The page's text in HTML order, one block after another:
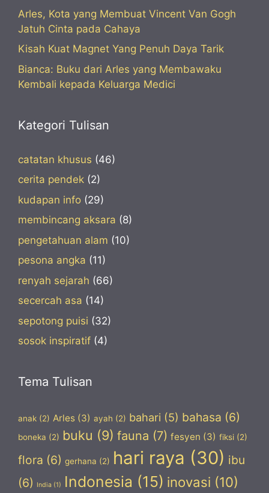
Arles, Kota yang Membuat Vincent Van Gogh
Jatuh Cinta pada Cahaya
Kisah Kuat Magnet Yang Penuh Daya Tarik
Bianca: Buku dari Arles yang Membawaku
Kembali kepada Keluarga Medici
Kategori Tulisan
catatan khusus (46)
cerita pendek (2)
kudapan info (29)
membincang aksara (8)
pengetahuan alam (10)
pesona angka (11)
renyah sejarah (66)
secercah asa (14)
sepotong puisi (32)
sosok inspiratif (4)
Tema Tulisan
anak (2) Arles (3) ayah (2) bahari (5) bahasa (6)
boneka (2) buku (9) fauna (7) fesyen (3) fiksi (2)
flora (6) gerhana (2) hari raya (30) ibu
(6)
India (1) Indonesia (15) inovasi (10)